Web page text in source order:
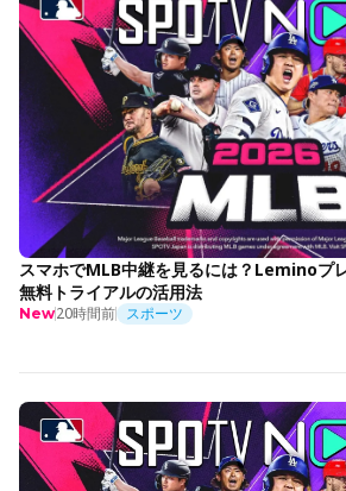
スマホでMLB中継を見るには？Leminoプ
無料トライアルの活用法
New20時間前 スポーツ